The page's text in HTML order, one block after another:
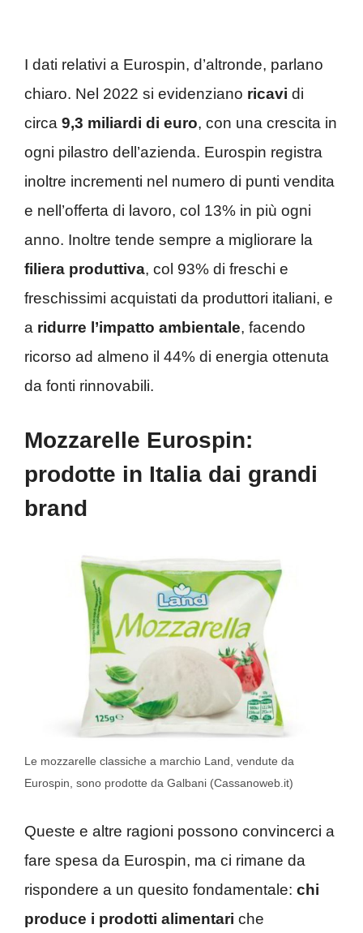
I dati relativi a Eurospin, d’altronde, parlano
chiaro. Nel 2022 si evidenziano ricavi di
circa 9,3 miliardi di euro, con una crescita in
ogni pilastro dell’azienda. Eurospin registra
inoltre incrementi nel numero di punti vendita
e nell’offerta di lavoro, col 13% in più ogni
anno. Inoltre tende sempre a migliorare la
filiera produttiva, col 93% di freschi e
freschissimi acquistati da produttori italiani, e
a ridurre l’impatto ambientale, facendo
ricorso ad almeno il 44% di energia ottenuta
da fonti rinnovabili.
Mozzarelle Eurospin:
prodotte in Italia dai grandi
brand
Le mozzarelle classiche a marchio Land, vendute da
Eurospin, sono prodotte da Galbani (Cassanoweb.it)
Queste e altre ragioni possono convincerci a
fare spesa da Eurospin, ma ci rimane da
rispondere a un quesito fondamentale: chi
produce i prodotti alimentari che